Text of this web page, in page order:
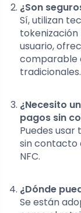
¿Son
Sí, utilizan
usuario,
comparable
tradicionales.
¿Necesito
pagos sin
Puedes
sin contacto
NFC.
¿Dónde
Se están